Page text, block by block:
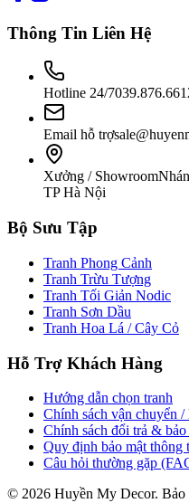
Thông Tin Liên Hệ
Hotline 24/7
Email hỗ trợ
Xưởng / Showroom
TP Hà Nội
Bộ Sưu Tập
Tranh Phong Cảnh
Tranh Trừu Tượng
Tranh Tối Giản Nodic
Tranh Sơn Dầu
Tranh Hoa Lá / Cây Cỏ
Hỗ Trợ Khách Hàng
Hướng dẫn chọn tranh
Chính sách vận chuyển /
Chính sách đổi trả & bảo
Quy định bảo mật thông
Câu hỏi thường gặp
© 2026 Huyền My Decor. Bảo